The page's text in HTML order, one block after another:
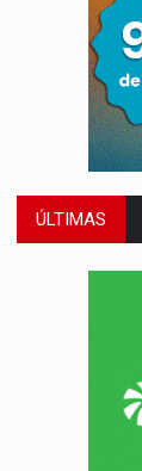
ÚLTIMAS